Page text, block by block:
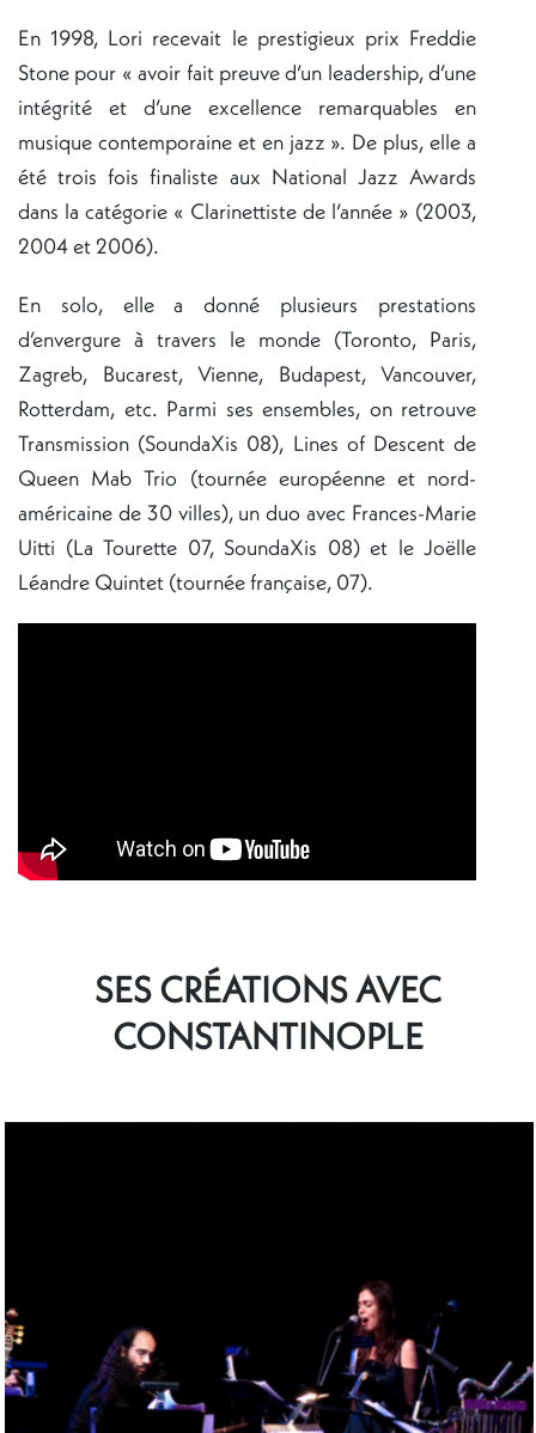
En 1998, Lori recevait le prestigieux prix Freddie
Stone pour « avoir fait preuve d’un leadership, d’une
intégrité et d’une excellence remarquables en
musique contemporaine et en jazz ». De plus, elle a
été trois fois finaliste aux National Jazz Awards
dans la catégorie « Clarinettiste de l’année » (2003,
2004 et 2006).
En solo, elle a donné plusieurs prestations
d’envergure à travers le monde (Toronto, Paris,
Zagreb, Bucarest, Vienne, Budapest, Vancouver,
Rotterdam, etc. Parmi ses ensembles, on retrouve
Transmission (SoundaXis 08), Lines of Descent de
Queen Mab Trio (tournée européenne et nord-
américaine de 30 villes), un duo avec Frances-Marie
Uitti (La Tourette 07, SoundaXis 08) et le Joëlle
Léandre Quintet (tournée française, 07).
SES CRÉATIONS AVEC
CONSTANTINOPLE